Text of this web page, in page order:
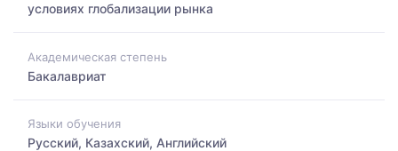
условиях глобализации рынка
Академическая степень
Бакалавриат
Языки обучения
Русский, Казахский, Английский